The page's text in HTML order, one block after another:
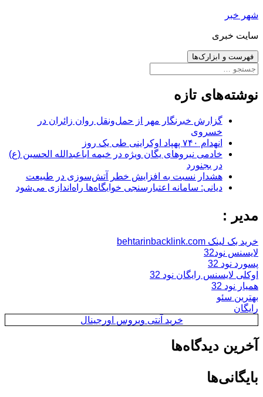
رفتن
نوشته‌ها
شهر خبر
سایت خبری
فهرست و ابزارک‌ها
جستجو
نوشته‌های تازه
گزارش خبرنگار مهر از حمل‌ونقل روان زائران در
خسروی
انهدام ۷۴۰ پهپاد اوکراینی طی یک روز
خادمی نیروهای یگان ویژه در خیمه اباعبدالله الحسین (ع)
در بجنورد
هشدار نسبت به افزایش خطر آتش‌سوزی در طبیعت
دیانی: سامانه اعتبارسنجی خوابگاه‌ها راه‌اندازی می‌شود
مدیر :
خرید بک لینک behtarinbacklink.com
لایسنس نود32
پسورد نود 32
اوکلی لایسنس رایگان نود 32
همیار نود 32
بهترین سئو
رایگان
خرید آنتی ویروس اورجینال
آخرین دیدگاه‌ها
بایگانی‌ها